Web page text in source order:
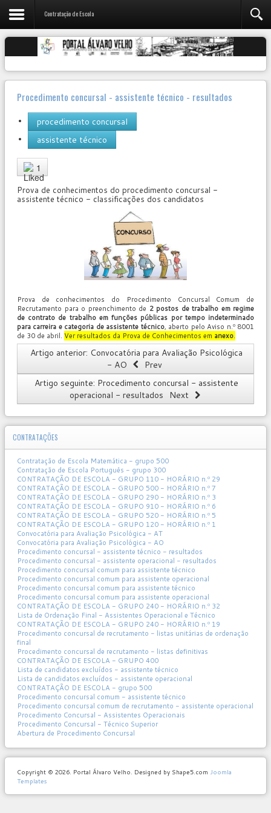
Contratação de Escola
Procedimento concursal - assistente técnico - resultados
procedimento concursal
assistente técnico
Rating:1
Prova de conhecimentos do procedimento concursal -
assistente técnico - classificações dos candidatos
Prova de conhecimentos do Procedimento Concursal Comum de
Recrutamento para o preenchimento de 2 postos de trabalho em regime
de contrato de trabalho em funções públicas por tempo indeterminado
para carreira e categoria de assistente técnico, aberto pelo Aviso n.º 8001
de 30 de abril. Ver resultados da Prova de Conhecimentos em anexo.
Artigo anterior: Convocatória para Avaliação Psicológica
- AO
Prev
Artigo seguinte: Procedimento concursal - assistente
operacional - resultados Next
CONTRATAÇÕES
Contratação de Escola Matemática - grupo 500
Contratação de Escola Português - grupo 300
CONTRATAÇÃO DE ESCOLA - GRUPO 110 - HORÁRIO n.º 29
CONTRATAÇÃO DE ESCOLA - GRUPO 500 - HORÁRIO n.º 7
CONTRATAÇÃO DE ESCOLA - GRUPO 290 - HORÁRIO n.º 3
CONTRATAÇÃO DE ESCOLA - GRUPO 910 - HORÁRIO n.º 6
CONTRATAÇÃO DE ESCOLA - GRUPO 520 - HORÁRIO n.º 5
CONTRATAÇÃO DE ESCOLA - GRUPO 120 - HORÁRIO n.º 1
Convocatória para Avaliação Psicológica - AT
Convocatória para Avaliação Psicológica - AO
Procedimento concursal - assistente técnico - resultados
Procedimento concursal - assistente operacional - resultados
Procedimento concursal comum para assistente técnico
Procedimento concursal comum para assistente operacional
Procedimento concursal comum para assistente técnico
Procedimento concursal comum para assistente operacional
CONTRATAÇÃO DE ESCOLA - GRUPO 240 - HORÁRIO n.º 32
Lista de Ordenação Final - Assistentes Operacional e Técnico
CONTRATAÇÃO DE ESCOLA - GRUPO 240 - HORÁRIO n.º 19
Procedimento concursal de recrutamento - listas unitárias de ordenação
final
Procedimento concursal de recrutamento - listas definitivas
CONTRATAÇÃO DE ESCOLA - GRUPO 400
Lista de candidatos excluídos - assistente técnico
Lista de candidatos excluídos - assistente operacional
CONTRATAÇÃO DE ESCOLA - grupo 500
Procedimento concursal comum - assistente técnico
Procedimento concursal comum de recrutamento - assistente operacional
Procedimento Concursal - Assistentes Operacionais
Procedimento Concursal - Técnico Superior
Abertura de Procedimento Concursal
Copyright © 2026. Portal Álvaro Velho. Designed by Shape5.com Joomla
Templates